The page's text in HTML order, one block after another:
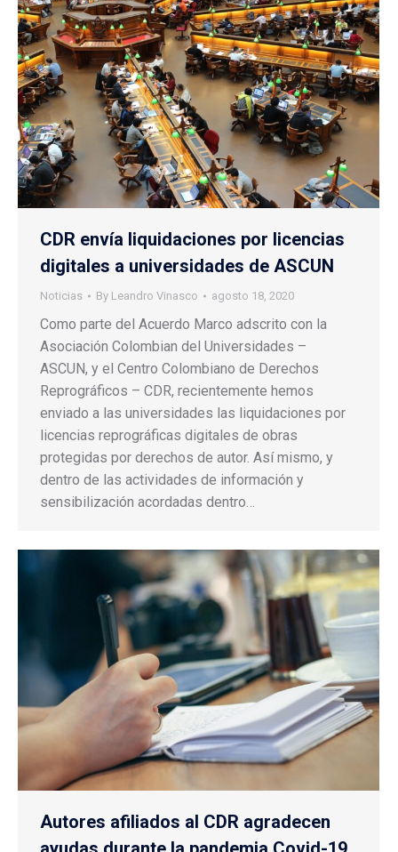
CDR envía liquidaciones por licencias
digitales a universidades de ASCUN
Noticias By Leandro Vinasco agosto 18, 2020
Como parte del Acuerdo Marco adscrito con la
Asociación Colombian del Universidades –
ASCUN, y el Centro Colombiano de Derechos
Reprográficos – CDR, recientemente hemos
enviado a las universidades las liquidaciones por
licencias reprográficas digitales de obras
protegidas por derechos de autor. Así mismo, y
dentro de las actividades de información y
sensibilización acordadas dentro…
Autores afiliados al CDR agradecen